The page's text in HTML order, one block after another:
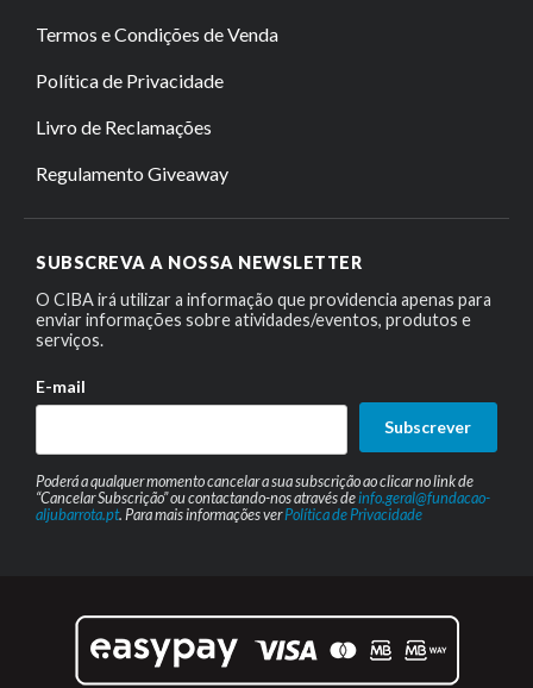
Termos e Condições de Venda
Política de Privacidade
Livro de Reclamações
Regulamento Giveaway
SUBSCREVA A NOSSA NEWSLETTER
O CIBA irá utilizar a informação que providencia apenas para
enviar informações sobre atividades/eventos, produtos e
serviços.
E-mail
Subscrever
Poderá a qualquer momento cancelar a sua subscrição ao clicar no link de
“Cancelar Subscrição” ou contactando-nos através deinfo.geral@fundacao-
aljubarrota.pt. Para mais informações verPolítica de Privacidade